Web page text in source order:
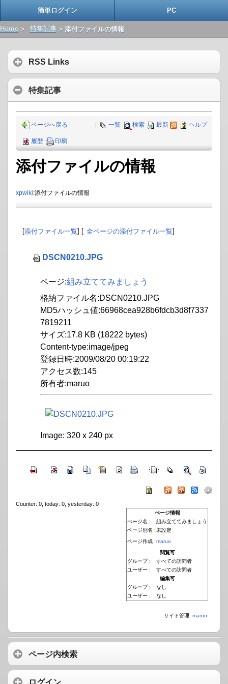
簡単ログイン PC
Home > 特集記事> 添付ファイルの情報
RSS Links
特集記事
一覧 検索 最新 ヘルプ
ページへ戻る
履歴 印刷
添付ファイルの情報
xpwiki:添付ファイルの情報
[添付ファイル一覧] [ 全ページの添付ファイル一覧]
DSCN0210.JPG
ページ:組み立ててみましょう
格納ファイル名:DSCN0210.JPG
MD5ハッシュ値:66968cea928b6fdcb3d8f7337
7819211
サイズ:17.8 KB (18222 bytes)
Content-type:image/jpeg
登録日時:2009/08/20 00:19:22
アクセス数:145
所有者:maruo
Image: 320 x 240 px
ぺージ情報
ぺージ名 :
組み立ててみましょう
ページ別名 :未設定
ページ作成 :maruo
閲覧可
グループ :
すべての訪問者
ユーザー :
すべての訪問者
編集可
グループ :
なし
ユーザー :
なし
Counter: 0, today: 0, yesterday: 0
サイト管理: maruo
ページ内検索
ログイン